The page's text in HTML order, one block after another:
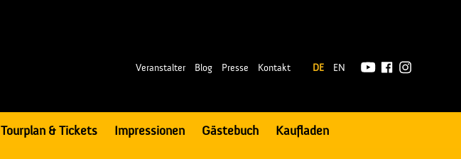
Veranstalter Blog Presse Kontakt DE EN
Tourplan & Tickets Impressionen Gästebuch Kaufladen